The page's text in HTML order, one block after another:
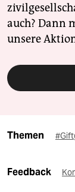
auch? Dann
unsere
Themen
Feedback